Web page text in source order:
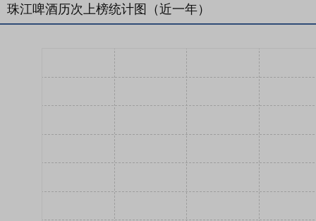
珠江啤酒历次上榜统计图（近一年）